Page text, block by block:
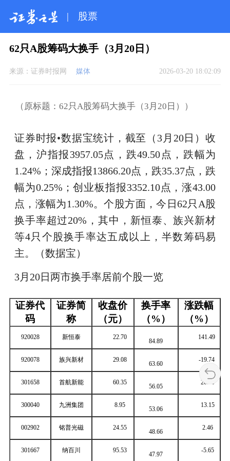
| 股票
62只A股筹码大换手（3月20日）
来源： 证券时报网 媒体 2026-03-20 18:02:09
（原标题：62只A股筹码大换手（3月20日））
证券时报•数据宝统计，截至（3月20日）收
盘，沪指报3957.05点，跌49.50点，跌幅为
1.24%；深成指报13866.20点，跌35.37点，跌
幅为0.25%；创业板指报3352.10点，涨43.00
点，涨幅为1.30%。个股方面，今日62只A股
换手率超过20%，其中，新恒泰、族兴新材
等4只个股换手率达五成以上，半数筹码易
主。（数据宝）
3月20日两市换手率居前个股一览
证券代
码
证券简
称
收盘价
（元）
换手率
（%）
涨跌幅
（%）
920028 新恒泰 22.70
84.89
141.49
920078 族兴新材 29.08
63.60
-19.74
301658 首航新能 60.35
56.05
20.00
300040 九洲集团 8.95
53.06
13.15
002902 铭普光磁 24.55
48.66
2.46
301667 纳百川 95.53
47.97
-5.65